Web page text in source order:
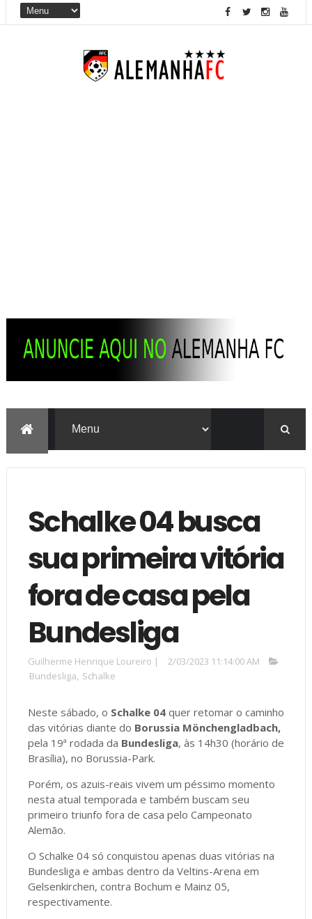
Schalke 04 busca
sua primeira vitória
fora de casa pela
Bundesliga
Guilherme Henrique Loureiro |
2/03/2023 11:14:00 AM
Bundesliga, Schalke
Neste sábado, o Schalke 04quer retomar o caminho
das vitórias diante do Borussia Mönchengladbach,
pela 19ª rodada da Bundesliga, às 14h30 (horário de
Brasília), no Borussia-Park.
Porém, os azuis-reais vivem um péssimo momento
nesta atual temporada e também buscam seu
primeiro triunfo fora de casa pelo Campeonato
Alemão.
O Schalke 04 só conquistou apenas duas vitórias na
Bundesliga e ambas dentro da Veltins-Arena em
Gelsenkirchen, contra Bochum e Mainz 05,
respectivamente.